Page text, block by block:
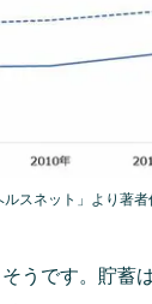
ルスネット」より著者
うです。貯蓄